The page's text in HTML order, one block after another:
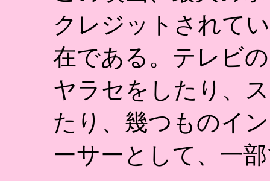
クレジットされて
在である。テレビ
ヤラセをしたり、
たり、幾つものイ
ーサーとして、一